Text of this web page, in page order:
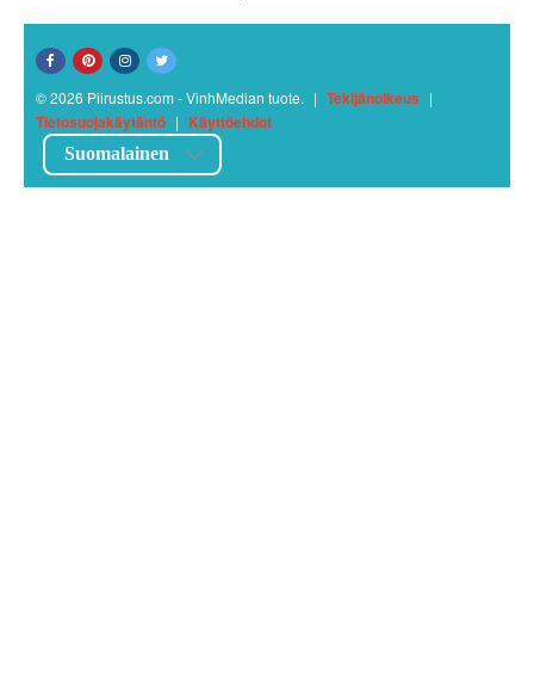
© 2026 Piirustus.com - VinhMedian tuote. | Tekijänoikeus |
Tietosuojakäytäntö | Käyttöehdot
Suomalainen